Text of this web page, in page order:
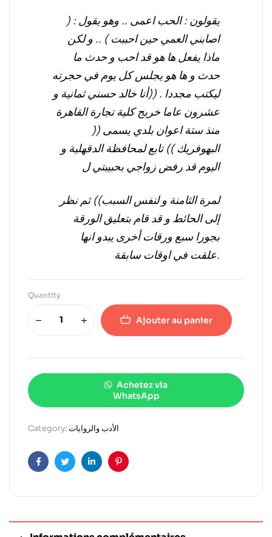
يقولون : الحب اعمى .. وهو يقول : (
اصابني العمي حين احببت ) .. و لكن
ماذا يفعل ها هو قد احب و حدث ما
حدث و ها هو يجلس كل يوم في حجرته
ليكتب مجددا . ((أنا خالد حسني ثمانية و
عشرون عاما خريج كلية تجارة القاهرة
منذ ستة اعوان بلدي يسمى ((
البهوفريك )) تابع لمحافظة الدقهلية و
اليوم قد رفض زواجي بحبيبتي ل
لمرة الثامنة و لنفس السبب)) ثم نظر
إلى الحائط و قد قام بتعليق الورقة
بجورا سبع ورقات أخرى يبدو انها
علقت في اوقات سابقة.
Quantity
Ajouter au panier
Achetez via
WhatsApp
Category:الأدب والروايات
FacebookTwitterLinkedinPinterest